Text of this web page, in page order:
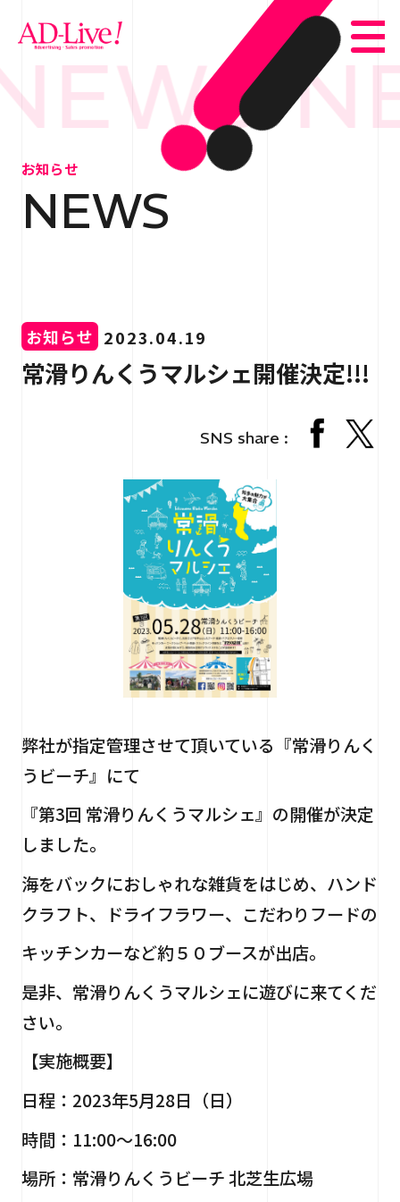
TOP
NEWS お知らせ
WORKS 事例紹介
CONTACT お問い合わせ
個人情報保護法 サイトマップ
お知らせ
NEWS
お知らせ 2023.04.19
常滑りんくうマルシェ開催決定!!!
SNS share :
弊社が指定管理させて頂いている『常滑りんく
うビーチ』にて
『第3回 常滑りんくうマルシェ』の開催が決定
しました。
海をバックにおしゃれな雑貨をはじめ、ハンド
クラフト、ドライフラワー、こだわりフードの
キッチンカーなど約５０ブースが出店。
是非、常滑りんくうマルシェに遊びに来てくだ
さい。
【実施概要】
日程：2023年5月28日（日）
時間：11:00～16:00
場所：常滑りんくうビーチ 北芝生広場